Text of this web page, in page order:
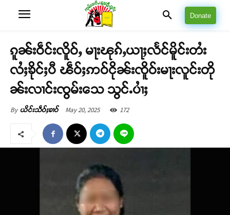
Donate
ၵူၼ်းဝဵင်းလိူဝ်ႇ မႃးၽုၵ်ႇယႃႈလႅင်မိူင်းတႆး
လႆႈၶိုင်ႈပီ ၽဵဝ်ႈဢဝ်ငိုၼ်းၸိူဝ်းမႃးလူင်းတို
ၼ်းလၢင်းၸွမ်းသေ သွင်ႉပၢႆႈ
By ယိင်းသဵဝ်ႈၶၢဝ် May 20, 2025 172